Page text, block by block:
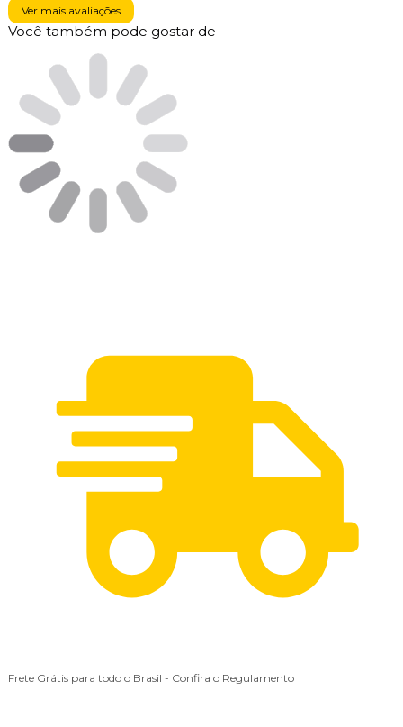
Ver mais avaliações
Você também pode gostar de
Frete Grátis para todo o Brasil - Confira o Regulamento